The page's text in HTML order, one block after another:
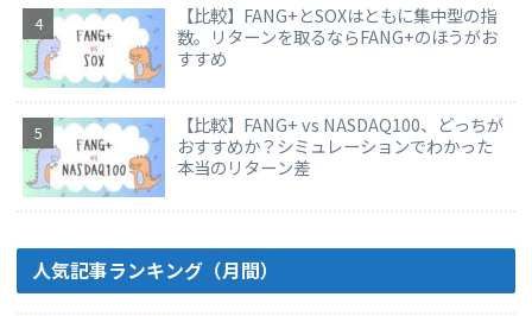
【比較】FANG+とSOXはともに集中型の指
数。リターンを取るならFANG+のほうがお
すすめ
【比較】FANG+ vs NASDAQ100、どっちが
おすすめか？シミュレーションでわかった
本当のリターン差
人気記事ランキング（月間）